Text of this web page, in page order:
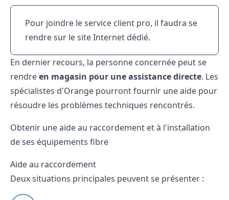
Pour joindre le service client pro, il faudra se
rendre sur le site Internet dédié.
En dernier recours, la personne concernée peut se
rendreen magasin pour une assistance directe. Les
spécialistes d'Orange pourront fournir une aide pour
résoudre les problèmes techniques rencontrés.
Obtenir une aide au raccordement et à l'installation
de ses équipements fibre
Aide au raccordement
Deux situations principales peuvent se présenter :